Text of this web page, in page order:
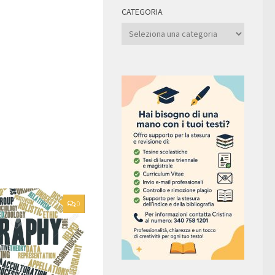
0
CATEGORIA
Categoria